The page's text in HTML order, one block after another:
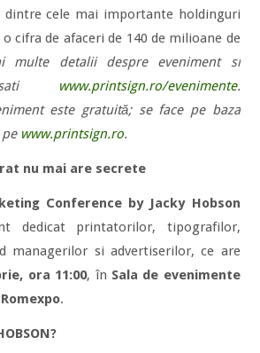
dintre cele mai importante holdinguri
cifra de afaceri de 140 de milioane de
multe detalii despre eveniment si
www.printsign.ro/evenimente.
este gratuită; se face pe baza
www.printsign.ro.
nu mai are secrete
Conference by Jacky Hobson
dedicat printatorilor, tipografilor,
managerilor si advertiserilor, ce are
ora 11:00, în Sala de evenimente
.